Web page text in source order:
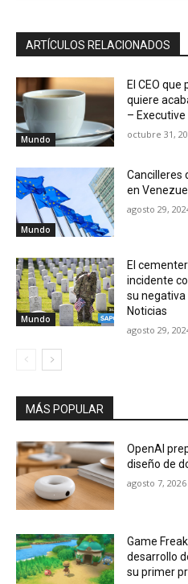
ARTÍCULOS RELACIONADOS
Mundo
El CEO
quiere
–
octubre 31,
Mundo
Cancilleres
en
agosto 29,
Mundo
El
incidente
su
Noticias
agosto 29,
MÁS POPULAR
OpenAI
diseño de
agosto 7, 2026
Game
desarrollo
su primer